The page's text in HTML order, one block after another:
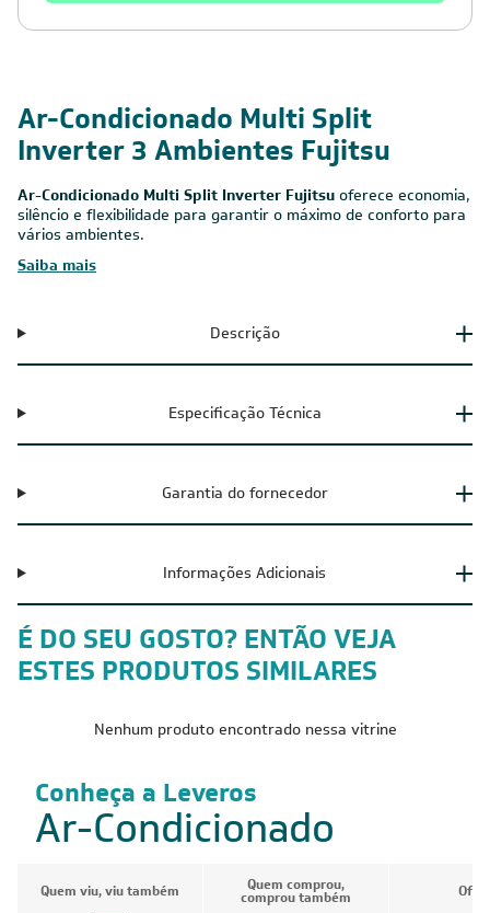
Ar-Condicionado Multi Split
Inverter 3 Ambientes Fujitsu
Ar-Condicionado Multi Split Inverter Fujitsu oferece economia,
silêncio e flexibilidade para garantir o máximo de conforto para
vários ambientes.
Saiba mais
Descrição
Especificação Técnica
Garantia do fornecedor
Informações Adicionais
É DO SEU GOSTO? ENTÃO VEJA
ESTES PRODUTOS SIMILARES
Nenhum produto encontrado nessa vitrine
Conheça a Leveros
Ar-Condicionado
Quem viu, viu também Quem comprou,
comprou também